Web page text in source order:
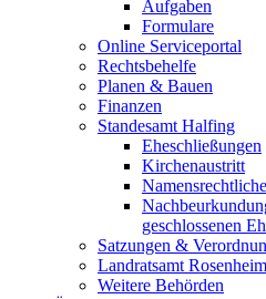
Aufgaben
Formulare
Online Serviceportal
Rechtsbehelfe
Planen & Bauen
Finanzen
Standesamt Halfing
Eheschließungen
Kirchenaustritt
geschlossenen
Satzungen &
Landratsamt Rosenheim
Weitere Behörden